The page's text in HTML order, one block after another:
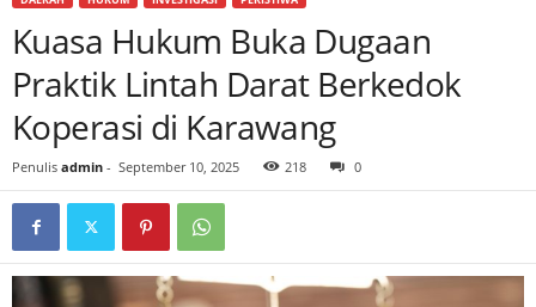
Kuasa Hukum Buka Dugaan
Praktik Lintah Darat Berkedok
Koperasi di Karawang
Penulis admin - September 10, 2025 218 0